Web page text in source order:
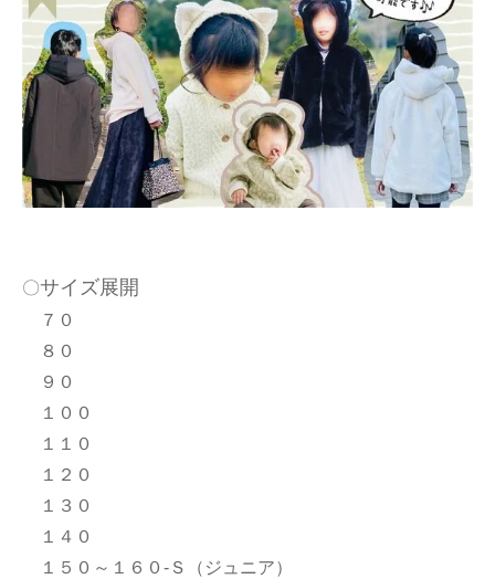
〇サイズ展開
７０
８０
９０
１００
１１０
１２０
１３０
１４０
１５０～１６０-Ｓ（ジュニア）